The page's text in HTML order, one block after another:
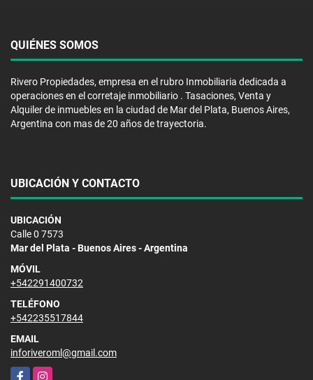
QUIÉNES SOMOS
Rivero Propiedades, empresa en el rubro Inmobiliaria dedicada a
operaciones en el corretaje inmobiliario . Tasaciones, Venta y
Alquiler de inmuebles en la ciudad de Mar del Plata, Buenos Aires,
Argentina con mas de 20 años de trayectoria.
UBICACIÓN Y CONTACTO
UBICACIÓN
Calle 0 7573
Mar del Plata - Buenos Aires - Argentina
MÓVIL
+542291400732
TELÉFONO
+542235517844
EMAIL
inforiveroml@gmail.com
FacebookInstagram